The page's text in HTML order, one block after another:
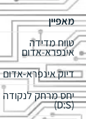
מאפיין
טווח מדידה
אינפרא‑אדום
דיוק אינפרא‑אדום
יחס מרחק לנקודה
(D:S)